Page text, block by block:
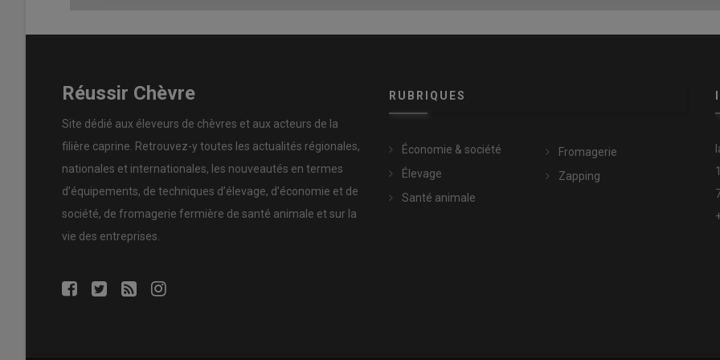
Réussir Chèvre
Site dédié aux éleveurs de chèvres et aux acteurs de la
filière caprine. Retrouvez-y toutes les actualités régionales,
nationales et internationales, les nouveautés en termes
d’équipements, de techniques d’élevage, d’économie et de
société, de fromagerie fermière de santé animale et sur la
vie des entreprises.
RUBRIQUES
Économie & société
Élevage
Santé animale
Fromagerie
Zapping